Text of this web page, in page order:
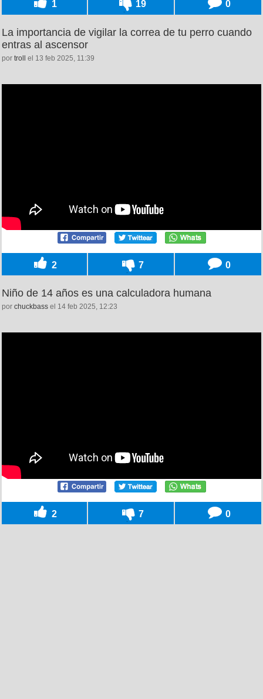
1 19 0
La importancia de vigilar la correa de tu perro cuando
entras al ascensor
por troll el 13 feb 2025, 11:39
2 7 0
Niño de 14 años es una calculadora humana
por chuckbass el 14 feb 2025, 12:23
2 7 0